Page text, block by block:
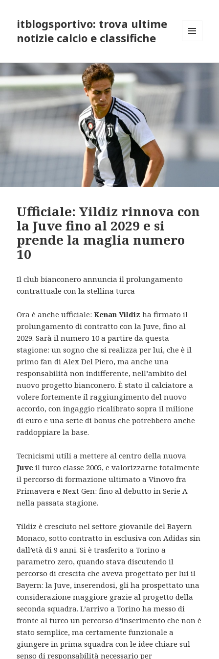
itblogsportivo: trova ultime
notizie calcio e classifiche
WIDGETS
Ufficiale: Yildiz rinnova con
la Juve fino al 2029 e si
prende la maglia numero
10
Il club bianconero annuncia il prolungamento
contrattuale con la stellina turca
Ora è anche ufficiale:Kenan Yildiz ha firmato il
prolungamento di contratto con la Juve, fino al
2029. Sarà il numero 10 a partire da questa
stagione: un sogno che si realizza per lui, che è il
primo fan di Alex Del Piero, ma anche una
responsabilità non indifferente, nell’ambito del
nuovo progetto bianconero. È stato il calciatore a
volere fortemente il raggiungimento del nuovo
accordo, con ingaggio ricalibrato sopra il milione
di euro e una serie di bonus che potrebbero anche
raddoppiare la base.
Tecnicismi utili a mettere al centro della nuova
Juve il turco classe 2005, e valorizzarne totalmente
il percorso di formazione ultimato a Vinovo fra
Primavera e Next Gen: fino al debutto in Serie A
nella passata stagione.
Yildiz è cresciuto nel settore giovanile del Bayern
Monaco, sotto contratto in esclusiva con Adidas sin
dall’età di 9 anni. Si è trasferito a Torino a
parametro zero, quando stava discutendo il
percorso di crescita che aveva progettato per lui il
Bayern: la Juve, inserendosi, gli ha prospettato una
considerazione maggiore grazie al progetto della
seconda squadra. L’arrivo a Torino ha messo di
fronte al turco un percorso d’inserimento che non è
stato semplice, ma certamente funzionale a
giungere in prima squadra con le idee chiare sul
senso di responsabilità necessario per